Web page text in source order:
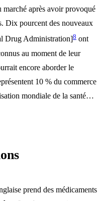
après avoir provoqué
Dix pourcent des nouveaux
Drug Administration]8 ont
au moment de leur
encore aborder le
10 % du commerce
mondiale de la santé…
prend des médicaments